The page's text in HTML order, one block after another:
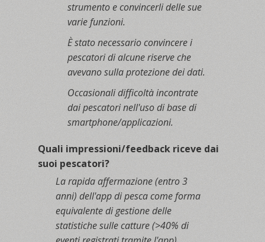
strumento e convincerli delle sue
varie funzioni.
È stato necessario convincere i
pescatori di alcune riserve che
avevano sulla protezione dei dati.
Occasionali difficoltà incontrate
dai pescatori nell'uso di base di
smartphone/applicazioni.
Quali impressioni/feedback riceve dai
suoi pescatori?
La rapida affermazione (entro 3
anni) dell'app di pesca come forma
equivalente di gestione delle
statistiche sulle catture (>40% di